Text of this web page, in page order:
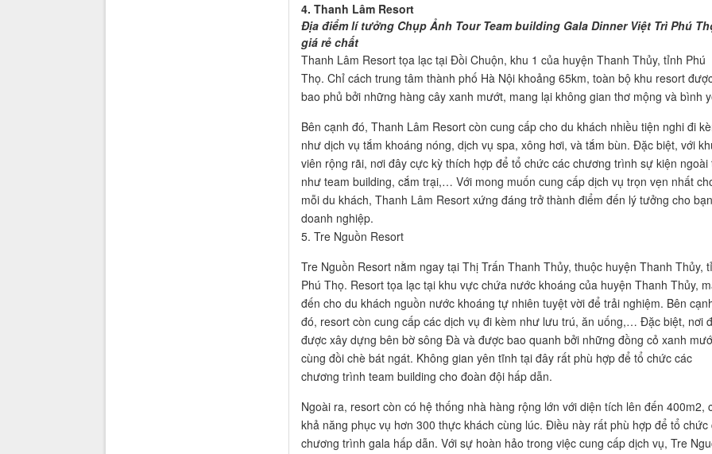
4. Thanh Lâm Resort
Địa điểm lí tưởng Chụp Ảnh Tour Team building Gala Dinner Việt Trì Phú
giá rẻ chất
Thanh Lâm Resort tọa lạc tại Đồi Chuộn, khu 1 của huyện Thanh Thủy, tỉnh Phú
Thọ. Chỉ cách trung tâm thành phố Hà Nội khoảng 65km, toàn bộ khu resort
bao phủ bởi những hàng cây xanh mướt, mang lại không gian thơ mộng và bình
Bên cạnh đó, Thanh Lâm Resort còn cung cấp cho du khách nhiều tiện nghi đi
như dịch vụ tắm khoáng nóng, dịch vụ spa, xông hơi, và tắm bùn. Đặc biệt, với
viên rộng rãi, nơi đây cực kỳ thích hợp để tổ chức các chương trình sự kiện ngoài
như team building, cắm trại,… Với mong muốn cung cấp dịch vụ trọn vẹn nhất
mỗi du khách, Thanh Lâm Resort xứng đáng trở thành điểm đến lý tưởng cho
doanh nghiệp.
5. Tre Nguồn Resort
Tre Nguồn Resort nằm ngay tại Thị Trấn Thanh Thủy, thuộc huyện Thanh Thủy,
Phú Thọ. Resort tọa lạc tại khu vực chứa nước khoáng của huyện Thanh Thủy,
đến cho du khách nguồn nước khoáng tự nhiên tuyệt vời để trải nghiệm. Bên
đó, resort còn cung cấp các dịch vụ đi kèm như lưu trú, ăn uống,… Đặc biệt, nơi
được xây dựng bên bờ sông Đà và được bao quanh bởi những đồng cỏ xanh
cùng đồi chè bát ngát. Không gian yên tĩnh tại đây rất phù hợp để tổ chức các
chương trình team building cho đoàn đội hấp dẫn.
Ngoài ra, resort còn có hệ thống nhà hàng rộng lớn với diện tích lên đến 400m2,
khả năng phục vụ hơn 300 thực khách cùng lúc. Điều này rất phù hợp để tổ chức
chương trình gala hấp dẫn. Với sự hoàn hảo trong việc cung cấp dịch vụ, Tre